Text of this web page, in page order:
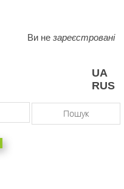
UA
RUS
Пошук
Ви не зареєстровані